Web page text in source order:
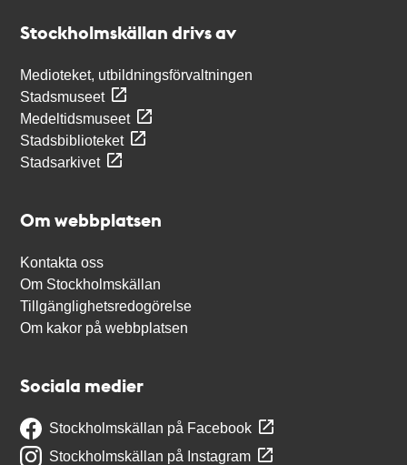
Stockholmskällan drivs av
Medioteket, utbildningsförvaltningen
Stadsmuseet
Medeltidsmuseet
Stadsbiblioteket
Stadsarkivet
Om webbplatsen
Kontakta oss
Om Stockholmskällan
Tillgänglighetsredogörelse
Om kakor på webbplatsen
Sociala medier
Stockholmskällan på Facebook
Stockholmskällan på Instagram